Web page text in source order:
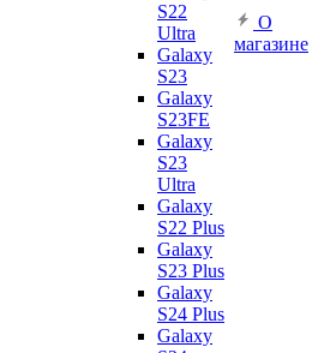
S22
Ultra
Galaxy
S23
Galaxy
S23FE
Galaxy
S23
Ultra
Galaxy
S22 Plus
Galaxy
S23 Plus
Galaxy
S24 Plus
Galaxy
О
магазине